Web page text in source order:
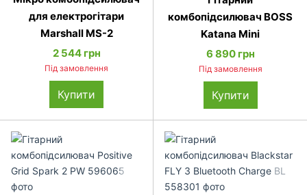
для електрогітари
Marshall MS-2
2 544 грн
Під замовлення
Купити
комбопідсилювач BOSS
Katana Mini
6 890 грн
Під замовлення
Купити